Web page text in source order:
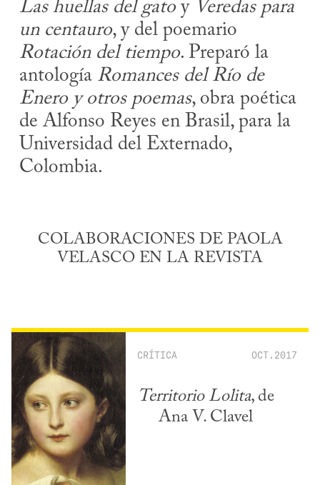
Las huellas del gatoy Veredas para
un centauro, y del poemario
Rotación del tiempo. Preparó la
antología Romances del Río de
Enero y otros poemas, obra poética
de Alfonso Reyes en Brasil, para la
Universidad del Externado,
Colombia.
COLABORACIONES DE PAOLA
VELASCO EN LA REVISTA
CRÍTICA OCT.2017
Territorio Lolita, de
Ana V. Clavel